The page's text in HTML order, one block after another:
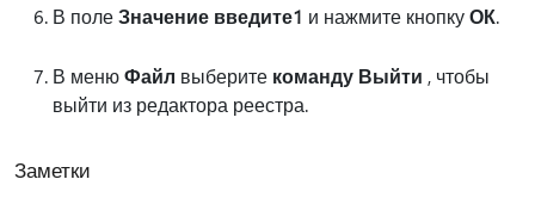
В полеЗначение введите1 и нажмите кнопкуОК.
В менюФайл выберите команду Выйти , чтобы
выйти из редактора реестра.
Заметки